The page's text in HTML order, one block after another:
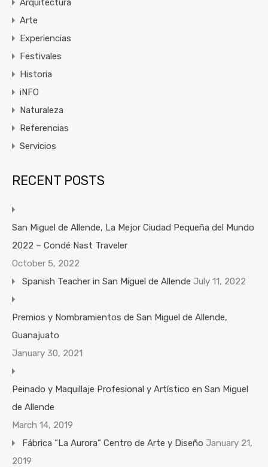
Arquitectura
Arte
Experiencias
Festivales
Historia
iNFO
Naturaleza
Referencias
Servicios
RECENT POSTS
San Miguel de Allende, La Mejor Ciudad Pequeña del Mundo
2022 – Condé Nast Traveler
October 5, 2022
Spanish Teacher in San Miguel de Allende July 11, 2022
Premios y Nombramientos de San Miguel de Allende,
Guanajuato
January 30, 2021
Peinado y Maquillaje Profesional y Artístico en San Miguel
de Allende
March 14, 2019
Fábrica “La Aurora” Centro de Arte y Diseño January 21,
2019